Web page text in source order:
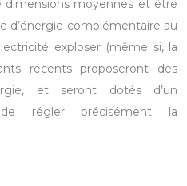
dimensions moyennes et être
d’énergie complémentaire au
exploser (même si, la
récents proposeront des
et seront dotés d’un
régler précisément la